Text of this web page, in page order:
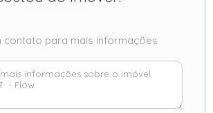
contato para mais informações